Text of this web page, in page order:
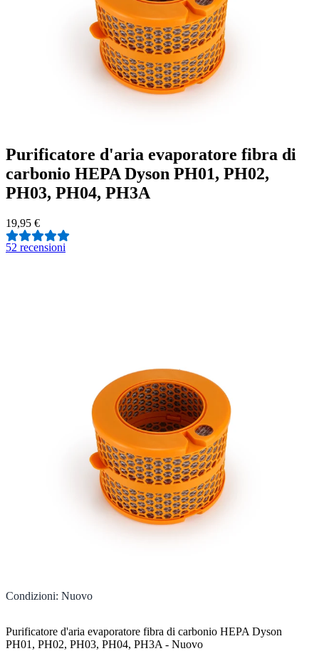
Purificatore d'aria evaporatore fibra di
carbonio HEPA Dyson PH01, PH02,
PH03, PH04, PH3A
19,95 €
52 recensioni
Condizioni: Nuovo
Purificatore d'aria evaporatore fibra di carbonio HEPA Dyson
PH01, PH02, PH03, PH04, PH3A - Nuovo